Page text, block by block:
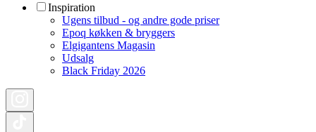
Inspiration
Ugens tilbud - og andre gode priser
Epoq køkken & bryggers
Elgigantens Magasin
Udsalg
Black Friday 2026